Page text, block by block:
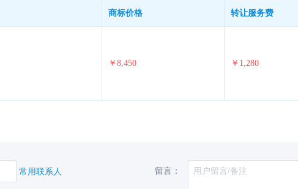
商标价格 转让服务费
￥8,450 ￥1,280
常用联系人 留言：